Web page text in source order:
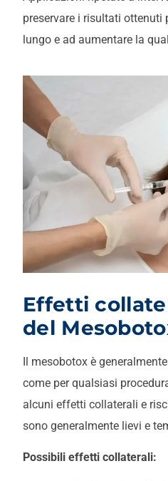
preservare i risultati ottenuti
lungo e ad aumentare la
Effetti
del
Il mesobotox è
come per qualsiasi
alcuni effetti collaterali e
sono generalmente lievi e
Possibili effetti collaterali: